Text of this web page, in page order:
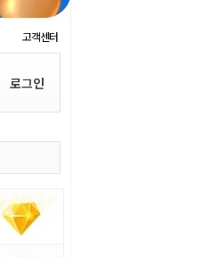
고객센터